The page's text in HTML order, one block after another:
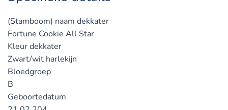
(Stamboom) naam dekkater
Fortune Cookie All Star
Kleur dekkater
Zwart/wit harlekijn
Bloedgroep
B
Geboortedatum